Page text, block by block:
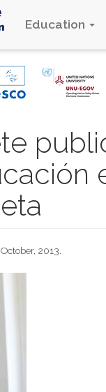
Education
2013.